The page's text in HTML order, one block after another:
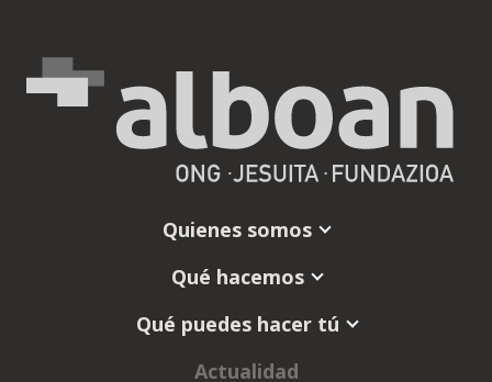
Quienes somos
Qué hacemos
Qué puedes hacer tú
Actualidad